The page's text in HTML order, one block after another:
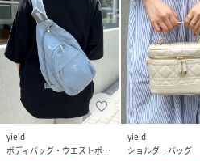
yield
ボディバッグ・ウエストポーチ
yield
ショルダーバッグ